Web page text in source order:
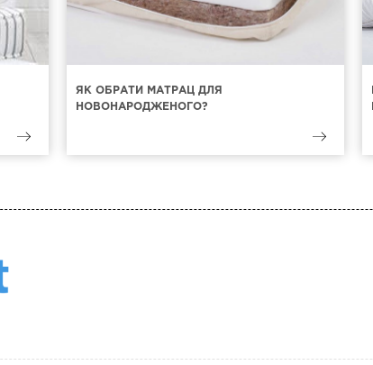
ЯК ОБРАТИ МАТРАЦ ДЛЯ
НОВОНАРОДЖЕНОГО?